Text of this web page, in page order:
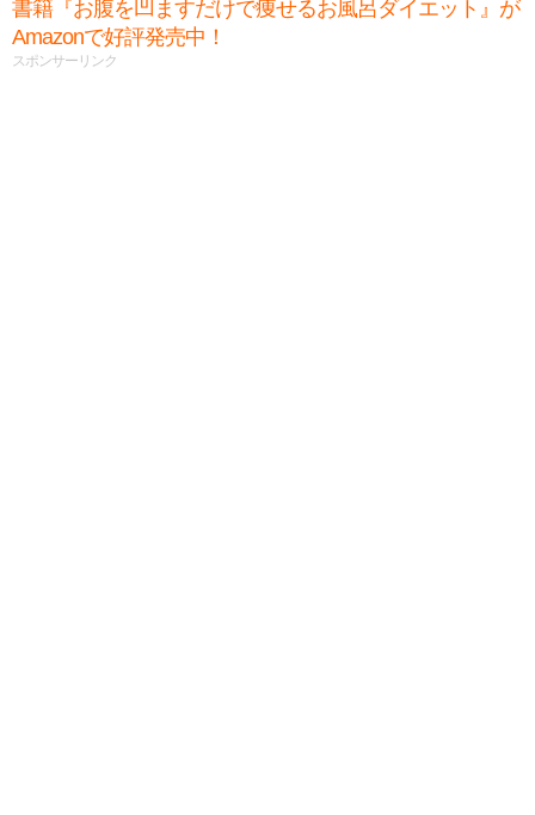
書籍『お腹を凹ますだけで痩せるお風呂ダイエット』が
Amazonで好評発売中！
スポンサーリンク